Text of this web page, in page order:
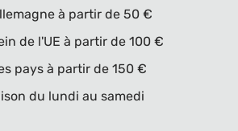
à partir de 50 €
de l'UE à partir de 100 €
pays à partir de 150 €
du lundi au samedi